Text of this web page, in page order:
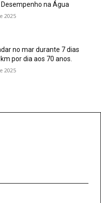
na Água
2025
no mar durante 7 dias
por dia aos 70 anos.
2025